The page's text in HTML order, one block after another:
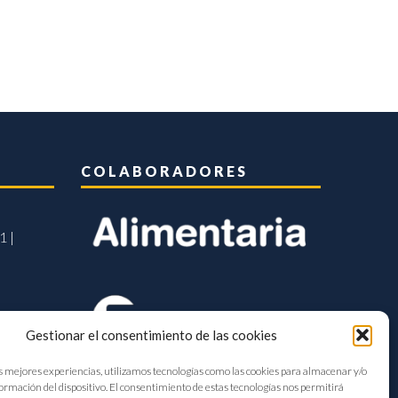
Gestionar el consentimiento de las cookies
mejores experiencias, utilizamos tecnologías como las cookies para almacenar y/o
del dispositivo. El consentimiento de estas tecnologías nos permitirá
|
COLABORADORES